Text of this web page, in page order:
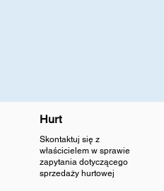
Hurt
Skontaktuj się z
właścicielem w sprawie
zapytania dotyczącego
sprzedaży hurtowej